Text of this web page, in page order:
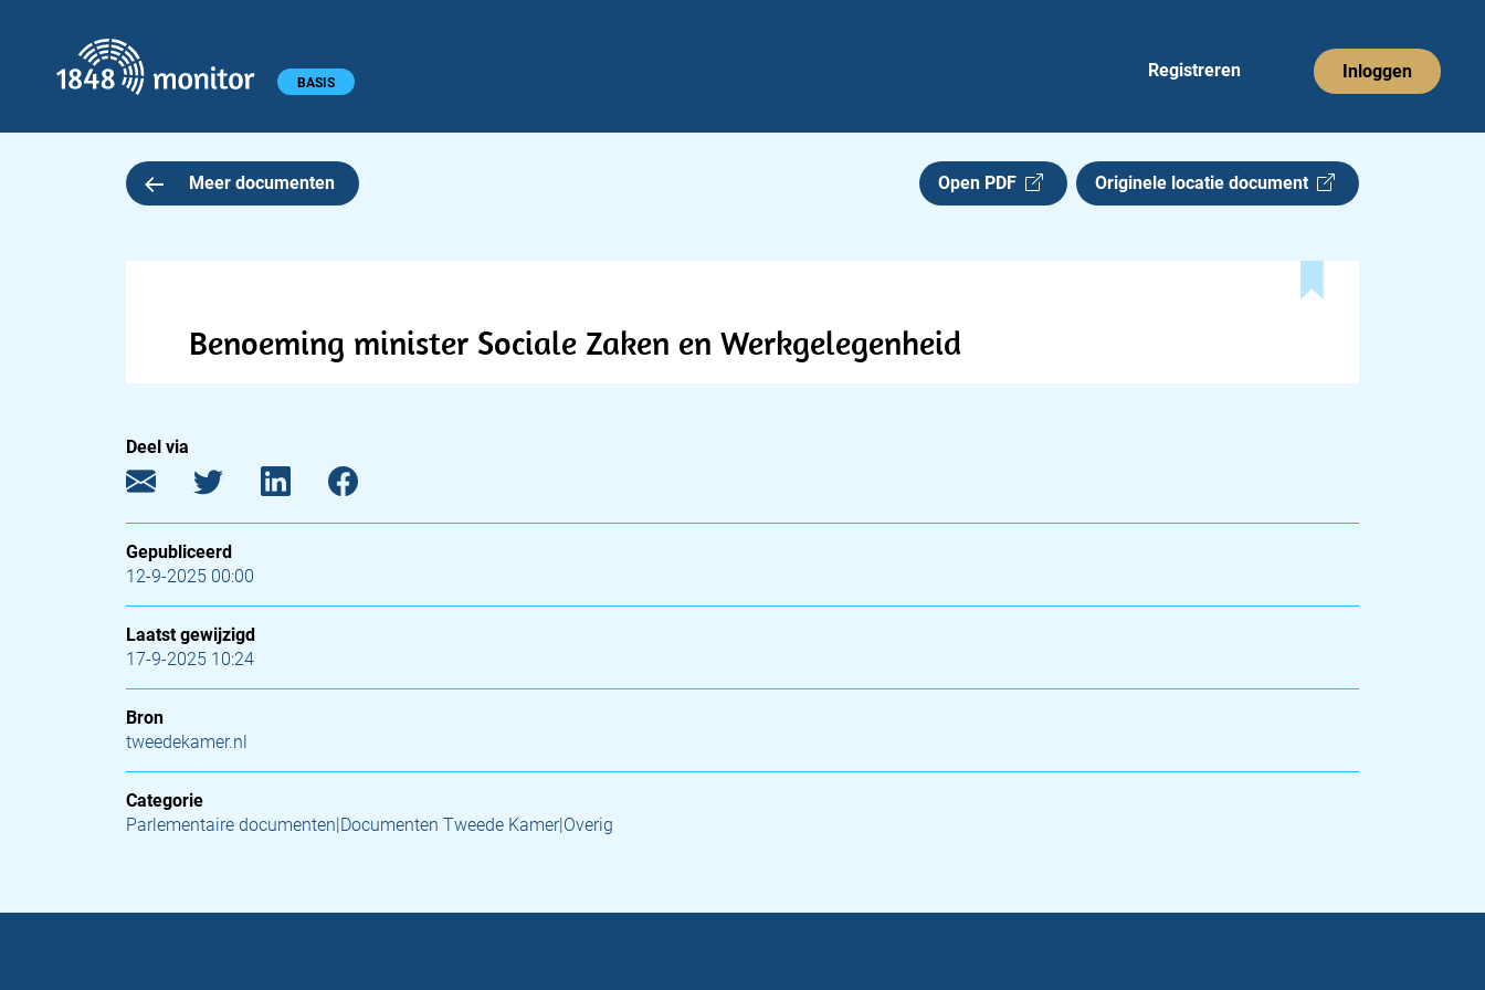
Hoofdmenu BASIS
Registreren Inloggen
Meer documenten Open PDF Originele locatie document
Benoeming minister Sociale Zaken en Werkgelegenheid
Deel via
Gepubliceerd
12-9-2025 00:00
Laatst gewijzigd
17-9-2025 10:24
Bron
tweedekamer.nl
Categorie
Parlementaire documenten|Documenten Tweede Kamer|Overig